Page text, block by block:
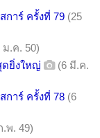
การ์ ครั้งที่ 79 (25
ม.ค. 50)
ดยิ่งใหญ่
(6 มี.ค.
การ์ ครั้งที่ 78 (6
.พ. 49)